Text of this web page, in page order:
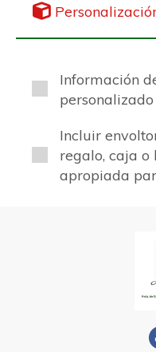
Información
personalizado
Incluir
regalo, caja o
apropiada